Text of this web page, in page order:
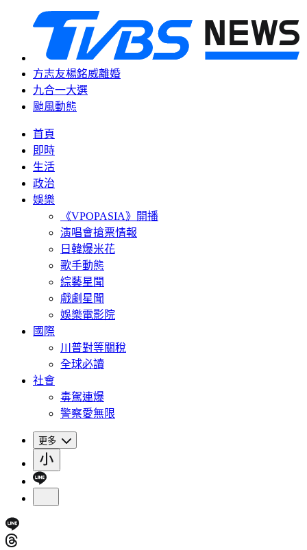
方志友楊銘威離婚
九合一大選
颱風動態
首頁
即時
生活
政治
娛樂
《VPOPASIA》開播
演唱會搶票情報
日韓爆米花
歌手動態
綜藝星聞
戲劇星聞
娛樂電影院
國際
川普對等關稅
全球必讀
社會
毒駕連爆
警察愛無限
更多